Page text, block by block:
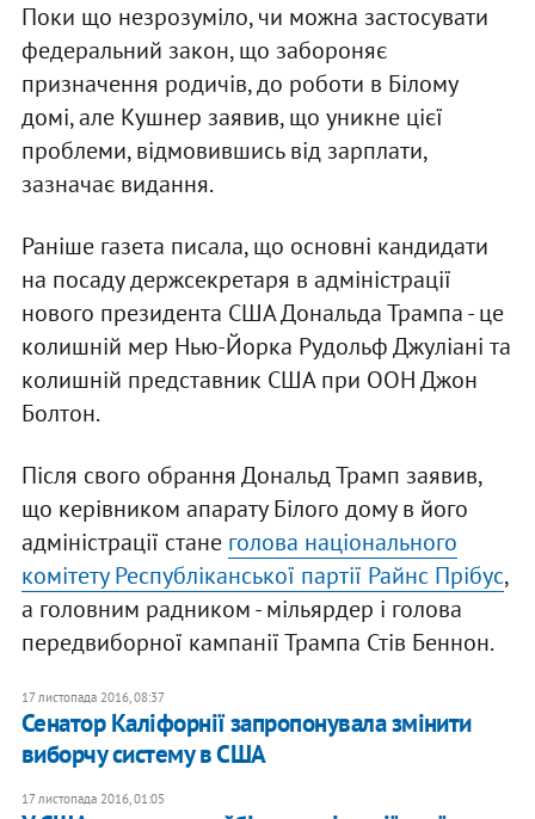
Поки що незрозуміло, чи можна застосувати
федеральний закон, що забороняє
призначення родичів, до роботи в Білому
домі, але Кушнер заявив, що уникне цієї
проблеми, відмовившись від зарплати,
зазначає видання.
Раніше газета писала, що основні кандидати
на посаду держсекретаря в адміністрації
нового президента США Дональда Трампа - це
колишній мер Нью-Йорка Рудольф Джуліані та
колишній представник США при ООН Джон
Болтон.
Після свого обрання Дональд Трамп заявив,
що керівником апарату Білого дому в його
адміністрації стане голова національного
комітету Республіканської партії Райнс Прібус,
а головним радником - мільярдер і голова
передвиборної кампанії Трампа Стів Беннон.
17 листопада 2016, 08:37
Сенатор Каліфорнії запропонувала змінити
виборчу систему в США
17 листопада 2016, 01:05